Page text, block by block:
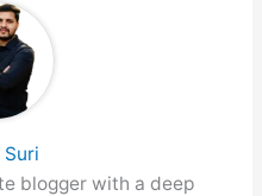
Suri
blogger with a deep